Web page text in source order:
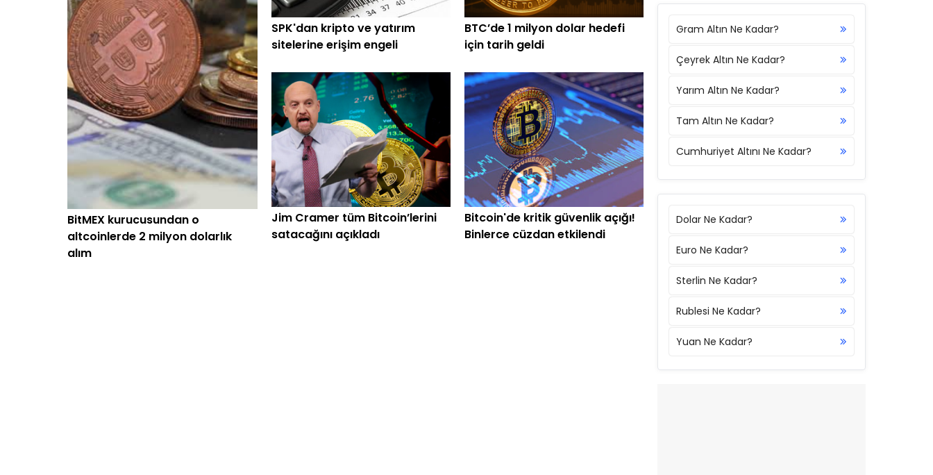
BitMEX kurucusundan o
altcoinlerde 2 milyon dolarlık
alım
SPK'dan kripto ve yatırım
sitelerine erişim engeli
BTC’de 1 milyon dolar hedefi
için tarih geldi
Jim Cramer tüm Bitcoin’lerini
satacağını açıkladı
Bitcoin'de kritik güvenlik açığı!
Binlerce cüzdan etkilendi
Gram Altın Ne Kadar?
Çeyrek Altın Ne Kadar?
Yarım Altın Ne Kadar?
Tam Altın Ne Kadar?
Cumhuriyet Altını Ne Kadar?
Dolar Ne Kadar?
Euro Ne Kadar?
Sterlin Ne Kadar?
Rublesi Ne Kadar?
Yuan Ne Kadar?